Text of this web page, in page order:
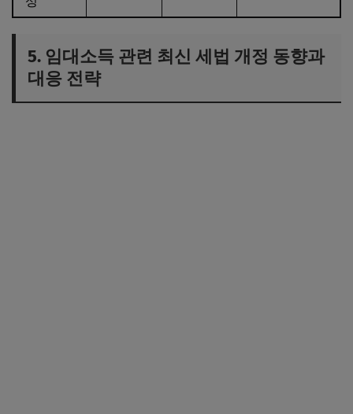
5. 임대소득 관련 최신 세법 개정 동향과
대응 전략